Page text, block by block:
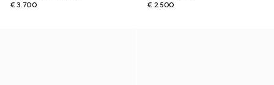
€ 3.700
€ 2.500